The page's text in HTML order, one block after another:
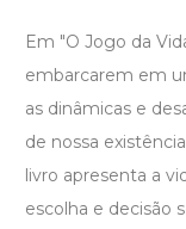
Em "O Jogo da
embarcarem em
as dinâmicas e
de nossa
livro apresenta a
escolha e decisão